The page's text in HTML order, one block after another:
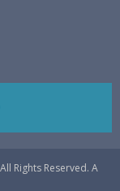
Rights Reserved. A